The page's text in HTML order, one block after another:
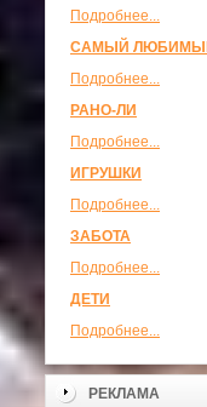
Подробнее...
САМЫЙ
Подробнее...
РАНО-ЛИ
Подробнее...
ИГРУШКИ
Подробнее...
ЗАБОТА
Подробнее...
ДЕТИ
Подробнее...
РЕКЛАМА